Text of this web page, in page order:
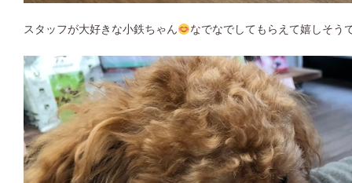
スタッフが大好きな小鉄ちゃん なでなでしてもらえて嬉しそう